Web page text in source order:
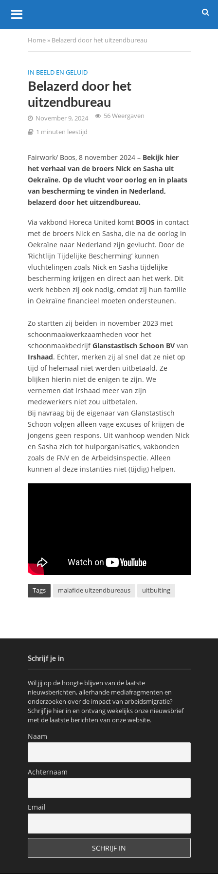
Home» Belazerd door het uitzendbureau
IN BEELD EN GELUID
Belazerd door het
uitzendbureau
November 9, 2024
56 Weergaven
1 minuten leestijd
Fairwork/ Boos, 8 november 2024 – Bekijk hier
het verhaal van de broers Nick en Sasha uit
Oekraïne. Op de vlucht voor oorlog en in plaats
van bescherming te vinden in Nederland,
belazerd door het uitzendbureau.
Via vakbond Horeca United komt BOOS in contact
met de broers Nick en Sasha, die na de oorlog in
Oekraïne naar Nederland zijn gevlucht. Door de
‘Richtlijn Tijdelijke Bescherming’ kunnen
vluchtelingen zoals Nick en Sasha tijdelijke
bescherming krijgen en direct aan het werk. Dit
werk hebben zij ook nodig, omdat zij hun familie
in Oekraïne financieel moeten ondersteunen.
Zo startten zij beiden in november 2023 met
schoonmaakwerkzaamheden voor het
schoonmaakbedrijfGlanstastisch Schoon BVvan
Irshaad. Echter, merken zij al snel dat ze niet op
tijd of helemaal niet werden uitbetaald. Ze
blijken hierin niet de enigen te zijn. We
vernemen dat Irshaad meer van zijn
medewerkers niet zou uitbetalen.
Bij navraag bij de eigenaar van Glanstastisch
Schoon volgen alleen vage excuses of krijgen de
jongens geen respons. Uit wanhoop wenden Nick
en Sasha zich tot hulporganisaties, vakbonden
zoals de FNV en de Arbeidsinspectie. Alleen
kunnen al deze instanties niet (tijdig) helpen.
Tags malafide uitzendbureaus uitbuiting
Schrijf je in
Wil jij op de hoogte blijven van de laatste
nieuwsberichten, allerhande mediafragmenten en
onderzoeken over de impact van arbeidsmigratie?
Schrijf je hier in en ontvang wekelijks onze nieuwsbrief
met de laatste berichten van onze website.
Naam
Achternaam
Email